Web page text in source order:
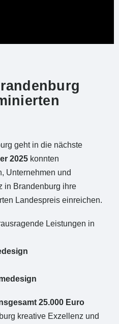
geht in die nächste
2025 konnten
Unternehmen und
in Brandenburg ihre
Landespreis einreichen.
Leistungen in
25.000 Euro
kreative Exzellenz und